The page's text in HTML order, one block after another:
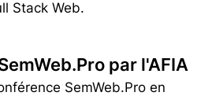
Stack Web.
par l'AFIA
SemWeb.Pro en